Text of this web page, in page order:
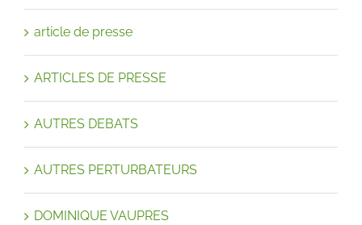
article de presse
ARTICLES DE PRESSE
AUTRES DEBATS
AUTRES PERTURBATEURS
DOMINIQUE VAUPRES